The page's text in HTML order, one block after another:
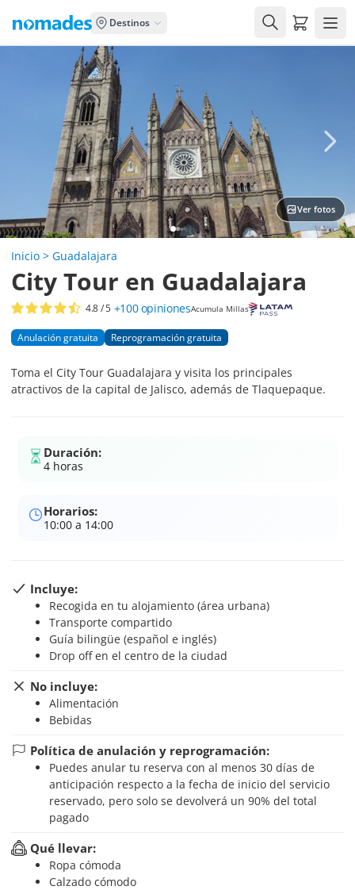
Destinos Carrito
Ver fotos
Inicio > Guadalajara
City Tour en Guadalajara
4.8/ 5 +100 opinionesAcumula Millas
Anulación gratuita Reprogramación gratuita
Toma el City Tour Guadalajara y visita los principales
atractivos de la capital de Jalisco, además de Tlaquepaque.
Duración:
4 horas
Horarios:
10:00 a 14:00
Incluye:
Recogida en tu alojamiento (área urbana)
Transporte compartido
Guía bilingüe (español e inglés)
Drop off en el centro de la ciudad
No incluye:
Alimentación
Bebidas
Política de anulación y reprogramación:
Puedes anular tu reserva con al menos 30 días de
anticipación respecto a la fecha de inicio del servicio
reservado, pero solo se devolverá un 90% del total
pagado
Qué llevar:
Ropa cómoda
Calzado cómodo